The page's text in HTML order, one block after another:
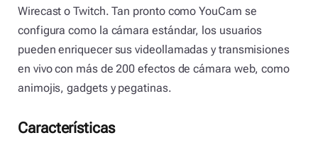
Wirecast o Twitch. Tan pronto como YouCam se
configura como la cámara estándar, los usuarios
pueden enriquecer sus videollamadas y transmisiones
en vivo con más de 200 efectos de cámara web, como
animojis, gadgets y pegatinas.
Características